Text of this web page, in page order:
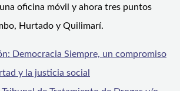
oficina móvil y ahora tres puntos
Hurtado y Quilimarí.
Democracia Siempre, un compromiso
y la justicia social